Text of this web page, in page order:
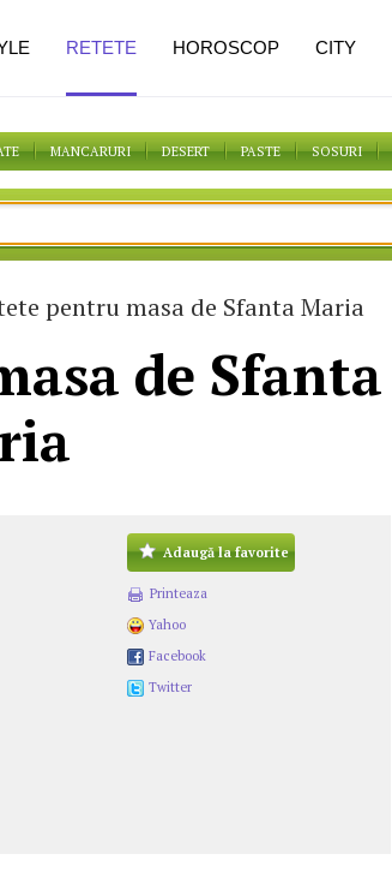
MANCARURI DESERT PASTE SOSURI
pentru masa de Sfanta Maria
de Sfanta
Adaugă la favorite
Printeaza
Yahoo
Facebook
Twitter
RETETE HOROSCOP CITY